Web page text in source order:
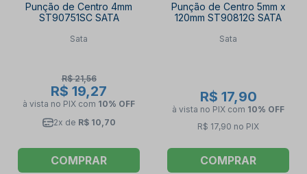
Punção de Centro 4mm
ST90751SC SATA
Sata
R$ 21,56
R$ 19,27
à vista no PIX com 10% OFF
2x de R$ 10,70
COMPRAR
Punção de Centro 5mm x
120mm ST90812G SATA
Sata
R$ 17,90
à vista no PIX com 10% OFF
R$ 17,90 no PIX
COMPRAR